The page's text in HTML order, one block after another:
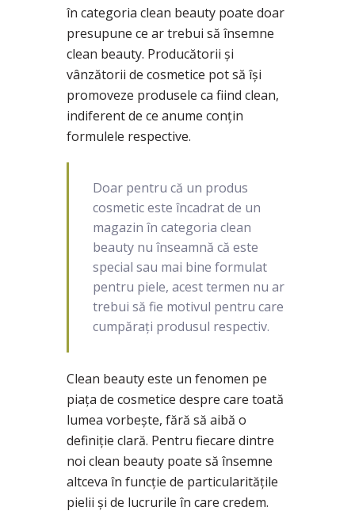
în categoria clean beauty poate doar
presupune ce ar trebui să însemne
clean beauty. Producătorii și
vânzătorii de cosmetice pot să își
promoveze produsele ca fiind clean,
indiferent de ce anume conțin
formulele respective.
Doar pentru că un produs
cosmetic este încadrat de un
magazin în categoria clean
beauty nu înseamnă că este
special sau mai bine formulat
pentru piele, acest termen nu ar
trebui să fie motivul pentru care
cumpărați produsul respectiv.
Clean beauty este un fenomen pe
piața de cosmetice despre care toată
lumea vorbește, fără să aibă o
definiție clară. Pentru fiecare dintre
noi clean beauty poate să însemne
altceva în funcție de particularitățile
pielii și de lucrurile în care credem.